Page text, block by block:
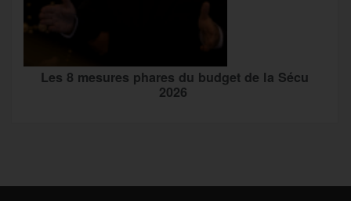
Les 8 mesures phares du budget de la Sécu
2026